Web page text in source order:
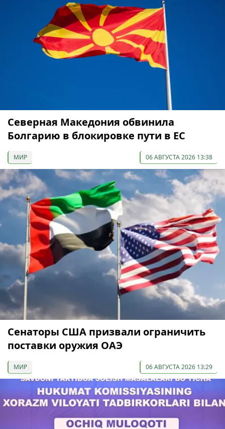
Северная Македония обвинила
Болгарию в блокировке пути в ЕС
МИР 06 АВГУСТА 2026 13:38
Сенаторы США призвали ограничить
поставки оружия ОАЭ
МИР 06 АВГУСТА 2026 13:29